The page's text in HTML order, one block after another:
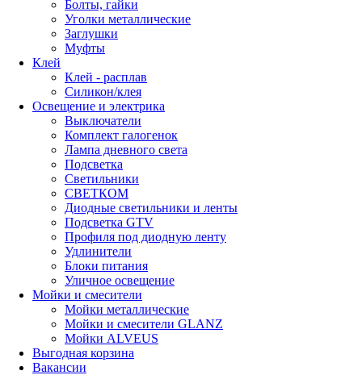
Болты, гайки
Уголки металлические
Заглушки
Муфты
Клей
Клей - расплав
Силикон/клея
Освещение и электрика
Выключатели
Комплект галогенок
Лампа дневного света
Подсветка
Светильники
СВЕТКОМ
Диодные светильники и ленты
Подсветка GTV
Профиля под диодную ленту
Удлинители
Блоки питания
Уличное освещение
Мойки и смесители
Мойки металлические
Мойки и смесители GLANZ
Мойки ALVEUS
Выгодная корзина
Вакансии